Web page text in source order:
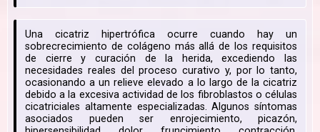
Una cicatriz hipertrófica ocurre cuando hay un
sobrecrecimiento de colágeno más allá de los requisitos
de cierre y curación de la herida, excediendo las
necesidades reales del proceso curativo y, por lo tanto,
ocasionando a un relieve elevado a lo largo de la cicatriz
debido a la excesiva actividad de los fibroblastos o células
cicatriciales altamente especializadas. Algunos síntomas
asociados pueden ser enrojecimiento, picazón,